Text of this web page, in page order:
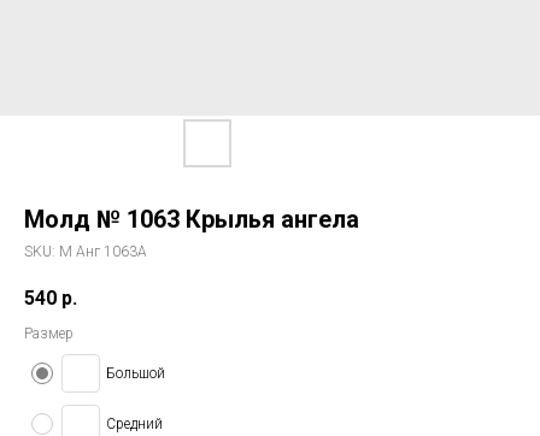
Молд № 1063 Крылья ангела
SKU: М Анг 1063А
540 р.
Размер
Большой
Средний